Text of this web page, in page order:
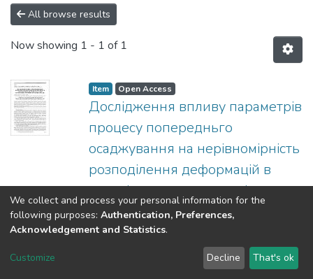
All browse results
Now showing 1 - 1 of 1
Item Open Access
Дослідження впливу параметрів
процесу попередньго
осаджування на нерівномірність
розподілення деформацій в
металі при протягуванні
заготовок з титанового сплаву
(НТУУ "КПІ",2016
Клемешов, Євген
Гринкевич, Володимир
We collect and process your personal information for the
following purposes: Authentication, Preferences,
Acknowledgement and Statistics.
Customize Decline That's ok